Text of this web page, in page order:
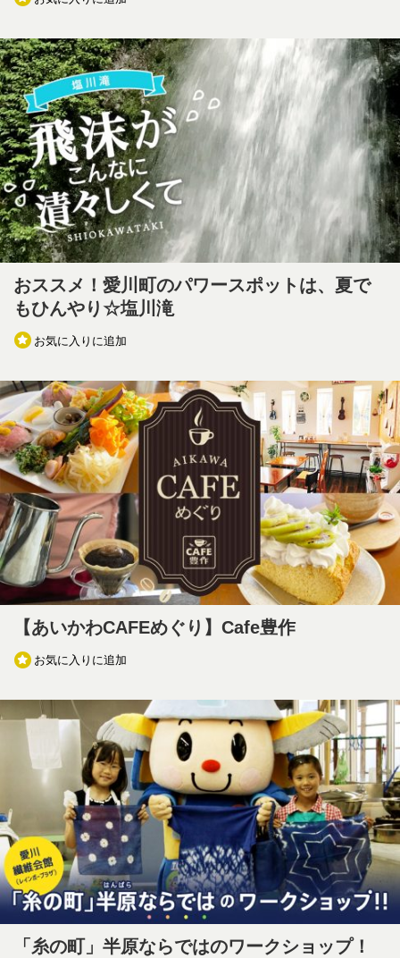
おススメ！愛川町のパワースポットは、夏で
もひんやり☆塩川滝
お気に入りに追加
【あいかわCAFEめぐり】Cafe豊作
お気に入りに追加
「糸の町」半原ならではのワークショップ！